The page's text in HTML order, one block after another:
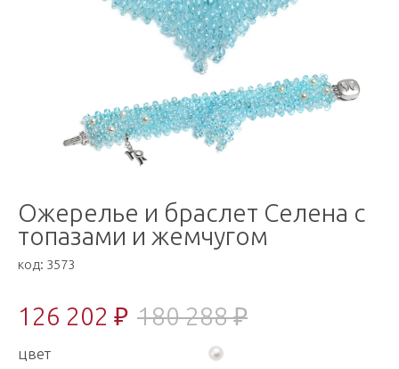
Ожерелье и браслет Селена с
топазами и жемчугом
код: 3573
126 202 ₽ 180 288 ₽
цвет